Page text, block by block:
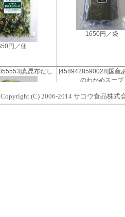
Copyright (C) 2006-2014 サコウ食品株式